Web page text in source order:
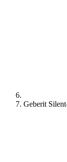
Geberit